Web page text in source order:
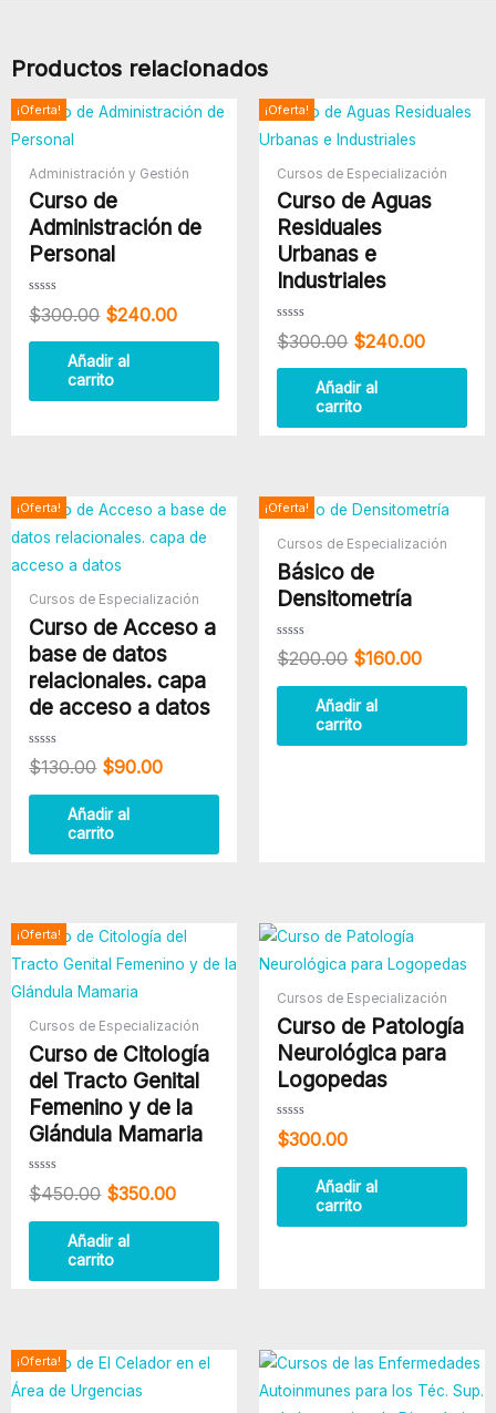
Cárnicos
Productos relacionados
¡Oferta!
Administración y Gestión
Curso de
Administración de
Personal
Valorado
con
de
$300.00
El
era:
$300.00.
$240.00
El
es:
Añadir al
carrito
¡Oferta!
Cursos de Especialización
Curso de Aguas
Residuales
Urbanas e
Industriales
Valorado
con
de
$300.00
El
precio
original
era:
$300.00.
$240.00
El
es:
Añadir al
carrito
¡Oferta!
Cursos de Especialización
Curso de Acceso a
base de datos
relacionales. capa
de acceso a datos
Valorado
con
de
$130.00
El
precio
era:
$130.00.
$90.00
El
precio
actual
$90.00.
Añadir al
carrito
¡Oferta!
Cursos de Especialización
Básico de
Densitometría
Valorado
con
de
$200.00
El
original
era:
$200.00.
$160.00
El
actual
Añadir al
carrito
¡Oferta!
Cursos de Especialización
Curso de Citología
del Tracto Genital
Femenino y de la
Glándula Mamaria
Valorado
con
de
$450.00
El
precio
original
era:
$450.00.
$350.00
El
precio
actual
$350.00.
Añadir al
carrito
Cursos de Especialización
Curso de Patología
Neurológica para
Logopedas
Valorado
con
de
$300.00
Añadir al
carrito
¡Oferta!
El
precio
original
El